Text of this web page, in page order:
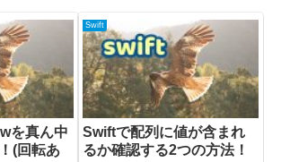
を真ん中
(回転あ
Swift
Swiftで配列に値が含まれ
るか確認する2つの方法！